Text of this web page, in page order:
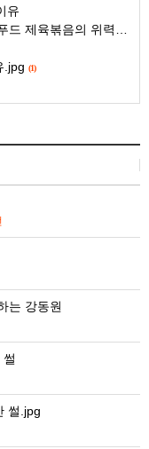
유
제육볶음의 위력 ㅋㅋ
.jpg (1)
는 강동원
썰.jpg